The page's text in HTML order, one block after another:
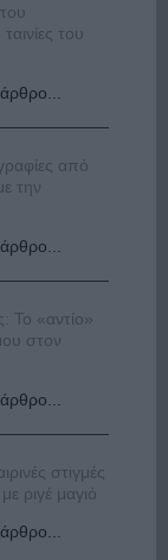
του
από
την
Το «αντίο»
στον
στιγμές
ριγέ μαγιό